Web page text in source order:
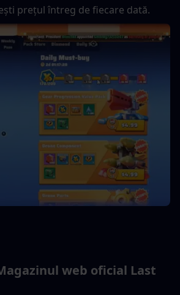
prețul întreg de fiecare dată.
web oficial Last